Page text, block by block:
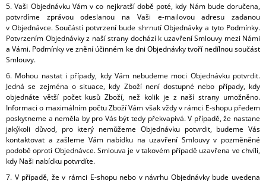
5. Vaši Objednávku Vám v co nejkratší době poté, kdy Nám bude doručena,
potvrdíme zprávou odeslanou na Vaši e-mailovou adresu zadanou
v Objednávce. Součástí potvrzení bude shrnutí Objednávky a tyto Podmínky.
Potvrzením Objednávky z naší strany dochází k uzavření Smlouvy mezi Námi
a Vámi. Podmínky ve znění účinném ke dni Objednávky tvoří nedílnou součást
Smlouvy.
6. Mohou nastat i případy, kdy Vám nebudeme moci Objednávku potvrdit.
Jedná se zejména o situace, kdy Zboží není dostupné nebo případy, kdy
objednáte větší počet kusů Zboží, než kolik je z naší strany umožněno.
Informaci o maximálním počtu Zboží Vám však vždy v rámci E-shopu předem
poskytneme a neměla by pro Vás být tedy překvapivá. V případě, že nastane
jakýkoli důvod, pro který nemůžeme Objednávku potvrdit, budeme Vás
kontaktovat a zašleme Vám nabídku na uzavření Smlouvy v pozměněné
podobě oproti Objednávce. Smlouva je v takovém případě uzavřena ve chvíli,
kdy Naši nabídku potvrdíte.
7. V případě, že v rámci E-shopu nebo v návrhu Objednávky bude uvedena